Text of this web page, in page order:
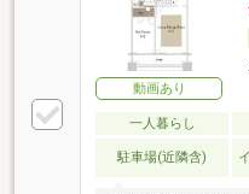
動画あり
一人暮らし
駐車場(近隣含)